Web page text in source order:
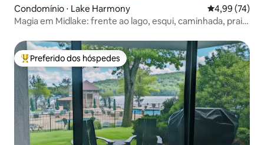
Condomínio ⋅ Lake Harmony 4,99 de uma
4,99 (74)
Magia em Midlake: frente ao lago, esqui, caminhada, praia,
Entre os melhores preferidos dos hóspedes
Preferido dos hóspedes